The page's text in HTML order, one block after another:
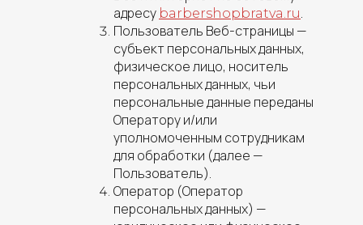
адресу barbershopbratva.ru.
Пользователь Веб-страницы —
субъект персональных данных,
физическое лицо, носитель
персональных данных, чьи
персональные данные переданы
Оператору и/или
уполномоченным сотрудникам
для обработки (далее —
Пользователь).
Оператор (Оператор
персональных данных) —